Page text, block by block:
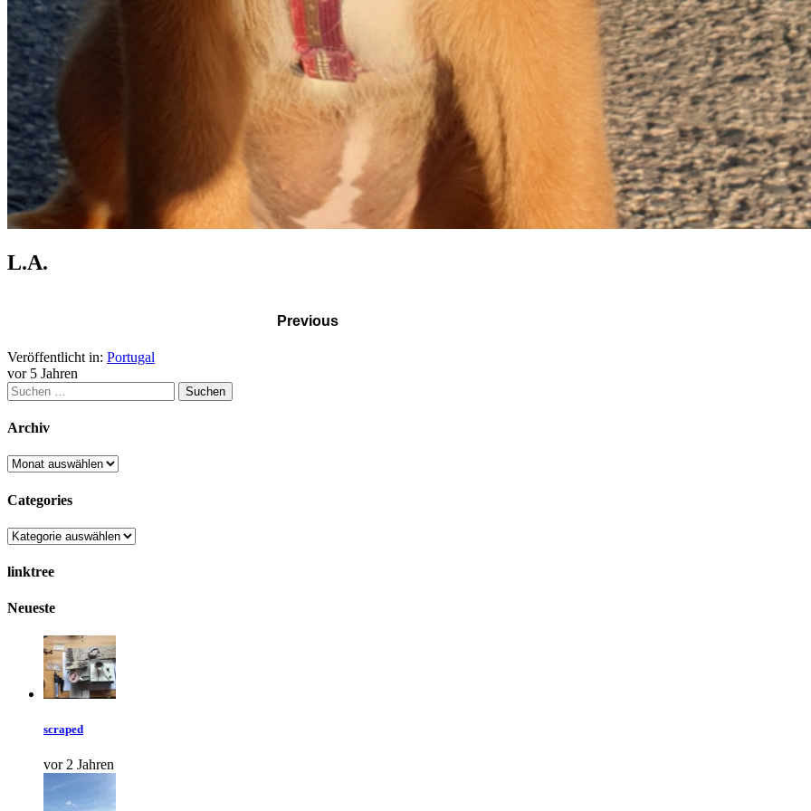
L.A.
Previous
Veröffentlicht in: Portugal
vor 5 Jahren
Archiv
Categories
linktree
Neueste
scraped
vor 2 Jahren